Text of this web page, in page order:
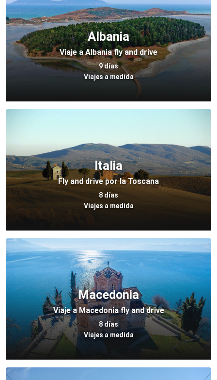
Albania
Viaje a Albania fly and drive
9 días
Viajes a medida
Italia
Fly and drive por la Toscana
8 días
Viajes a medida
Macedonia
Viaje a Macedonia fly and drive
8 días
Viajes a medida